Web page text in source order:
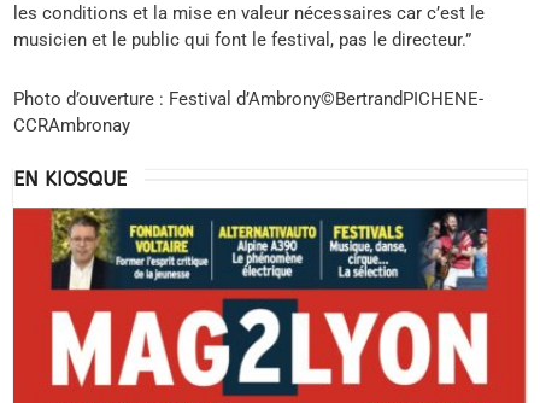
les conditions et la mise en valeur nécessaires car c’est le
musicien et le public qui font le festival, pas le directeur.”
Photo d’ouverture : Festival d’Ambrony©BertrandPICHENE-
CCRAmbronay
EN KIOSQUE